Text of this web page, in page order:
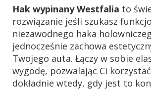
Hak wypinany Westfalia to
rozwiązanie jeśli szukasz
niezawodnego haka
jednocześnie zachowa
Twojego auta. Łączy w sobie
wygodę, pozwalając Ci
dokładnie wtedy, gdy jest to